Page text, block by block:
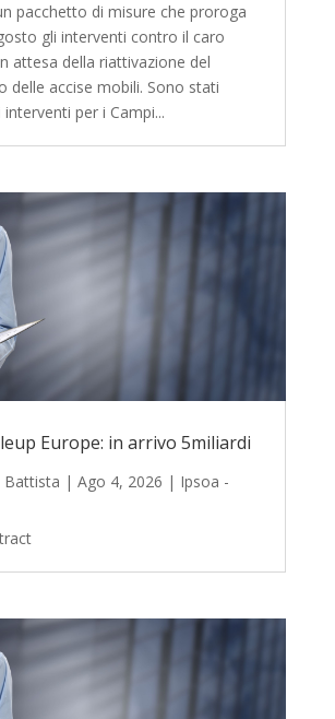
pacchetto di misure che proroga
gli interventi contro il caro
attesa della riattivazione del
delle accise mobili. Sono stati
per i Campi...
Europe: in arrivo 5miliardi
Battista | Ago 4, 2026 | Ipsoa -